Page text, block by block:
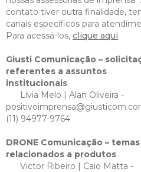
contato tiver outra finalidade,
canais específicos para
Para acessá-los, clique aqui
Giusti Comunicação –
referentes a assuntos
institucionais
Lívia Melo | Alan Oliveira -
(11) 94977-9764
DRONE Comunicação – temas
relacionados a produtos
Victor Ribeiro | Caio Matta -